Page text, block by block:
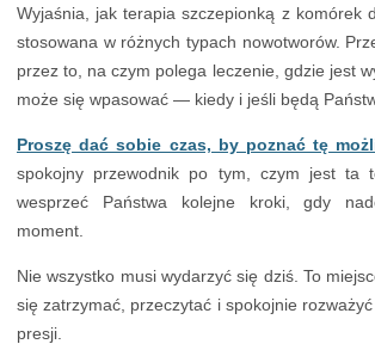
Wyjaśnia, jak terapia szczepionką z komórek
stosowana w różnych typach nowotworów.
przez to, na czym polega leczenie, gdzie jest
może się wpasować — kiedy i jeśli będą
Proszę dać sobie czas, by poznać tę
spokojny przewodnik po tym, czym jest ta
wesprzeć Państwa kolejne kroki, gdy
moment.
Nie wszystko musi wydarzyć się dziś. To
się zatrzymać, przeczytać i spokojnie
presji.